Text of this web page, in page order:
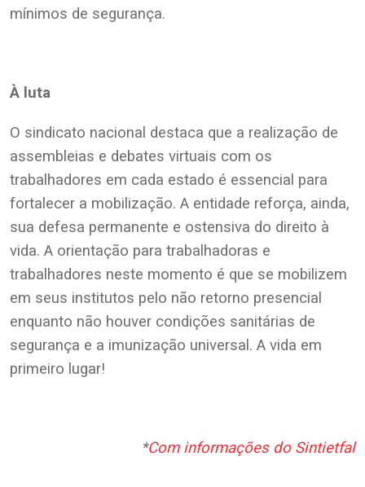
mínimos de segurança.
À luta
O sindicato nacional destaca que a realização de
assembleias e debates virtuais com os
trabalhadores em cada estado é essencial para
fortalecer a mobilização. A entidade reforça, ainda,
sua defesa permanente e ostensiva do direito à
vida. A orientação para trabalhadoras e
trabalhadores neste momento é que se mobilizem
em seus institutos pelo não retorno presencial
enquanto não houver condições sanitárias de
segurança e a imunização universal. A vida em
primeiro lugar!
*Com informações do Sintietfal